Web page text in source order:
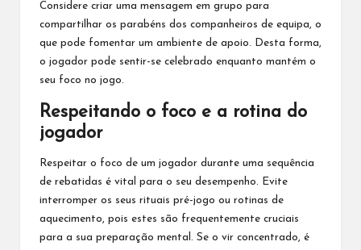
Considere criar uma mensagem em grupo para
compartilhar os parabéns dos companheiros de equipa, o
que pode fomentar um ambiente de apoio. Desta forma,
o jogador pode sentir-se celebrado enquanto mantém o
seu foco no jogo.
Respeitando o foco e a rotina do
jogador
Respeitar o foco de um jogador durante uma sequência
de rebatidas é vital para o seu desempenho. Evite
interromper os seus rituais pré-jogo ou rotinas de
aquecimento, pois estes são frequentemente cruciais
para a sua preparação mental. Se o vir concentrado, é